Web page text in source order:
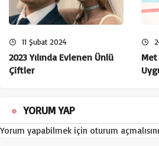
Hiç kimse. Kendi çabaları, fark
yolu belirledi. Tanıdık tavsiyesiyle
güzelliği sayesinde auditionlarda
keşfetti ve mesleğini seçti. Bu
olmamak onu daha da güçlendirdi.
HAYAT MOTİVASYONUNUZ NEDİR?
11 Şubat 2024
2023 Yılında Evlenen Ünlü
Çiftler
Met
YORUM YAP
Yorum yapabilmek için oturum